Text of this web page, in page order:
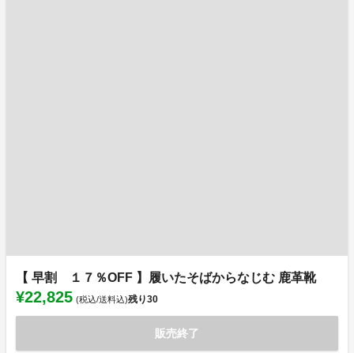
【 早割 １７％OFF 】履いたそばからなじむ 鹿革靴
¥22,825 (税込/送料込)残り30
販売終了